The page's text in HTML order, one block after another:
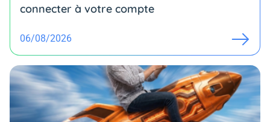
connecter à votre compte
06/08/2026